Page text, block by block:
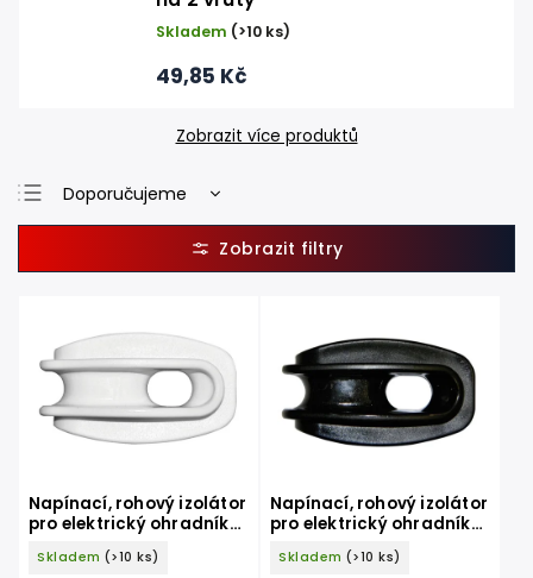
Skladem (>10 ks)
49,85 Kč
Zobrazit více produktů
Doporučujeme
Nejlevnější
Nejdražší
Abecedně
Napínací, rohový izolátor
pro elektrický ohradník
KERBL 44334, pro lanka a
dráty, bílý
Skladem (>10 ks)
Napínací, rohový izolátor
pro elektrický ohradník
KERBL 44335, pro lanka a
dráty, černý
Skladem (>10 ks)